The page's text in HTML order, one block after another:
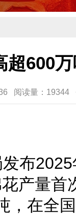
超600
阅读量：19344
布
产量首
，在全